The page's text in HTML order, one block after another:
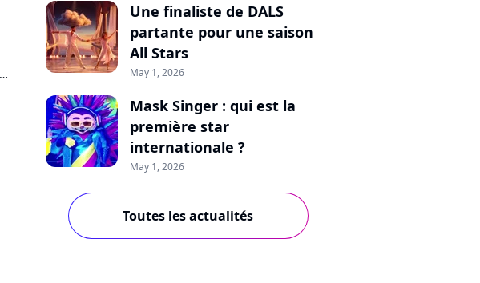
Une finaliste de DALS
partante pour une saison
All Stars
May 1, 2026
Mask Singer : qui est la
première star
internationale ?
May 1, 2026
Toutes les actualités